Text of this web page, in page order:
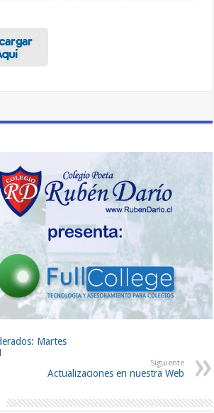
Martes
Siguiente
Actualizaciones en nuestra Web